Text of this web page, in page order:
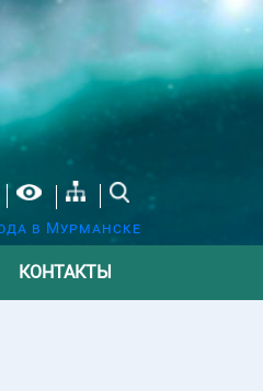
в Мурманске
КОНТАКТЫ